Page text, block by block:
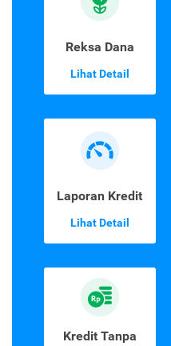
Reksa Dana
Lihat Detail
Laporan Kredit
Lihat Detail
Kredit Tanpa